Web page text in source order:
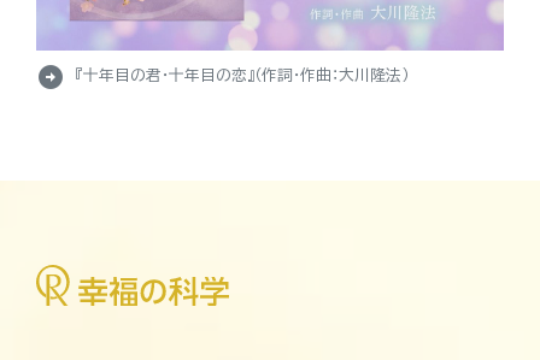
arrow_circle_right 『十年目の君・十年目の恋』（作詞・作曲：大川隆法）